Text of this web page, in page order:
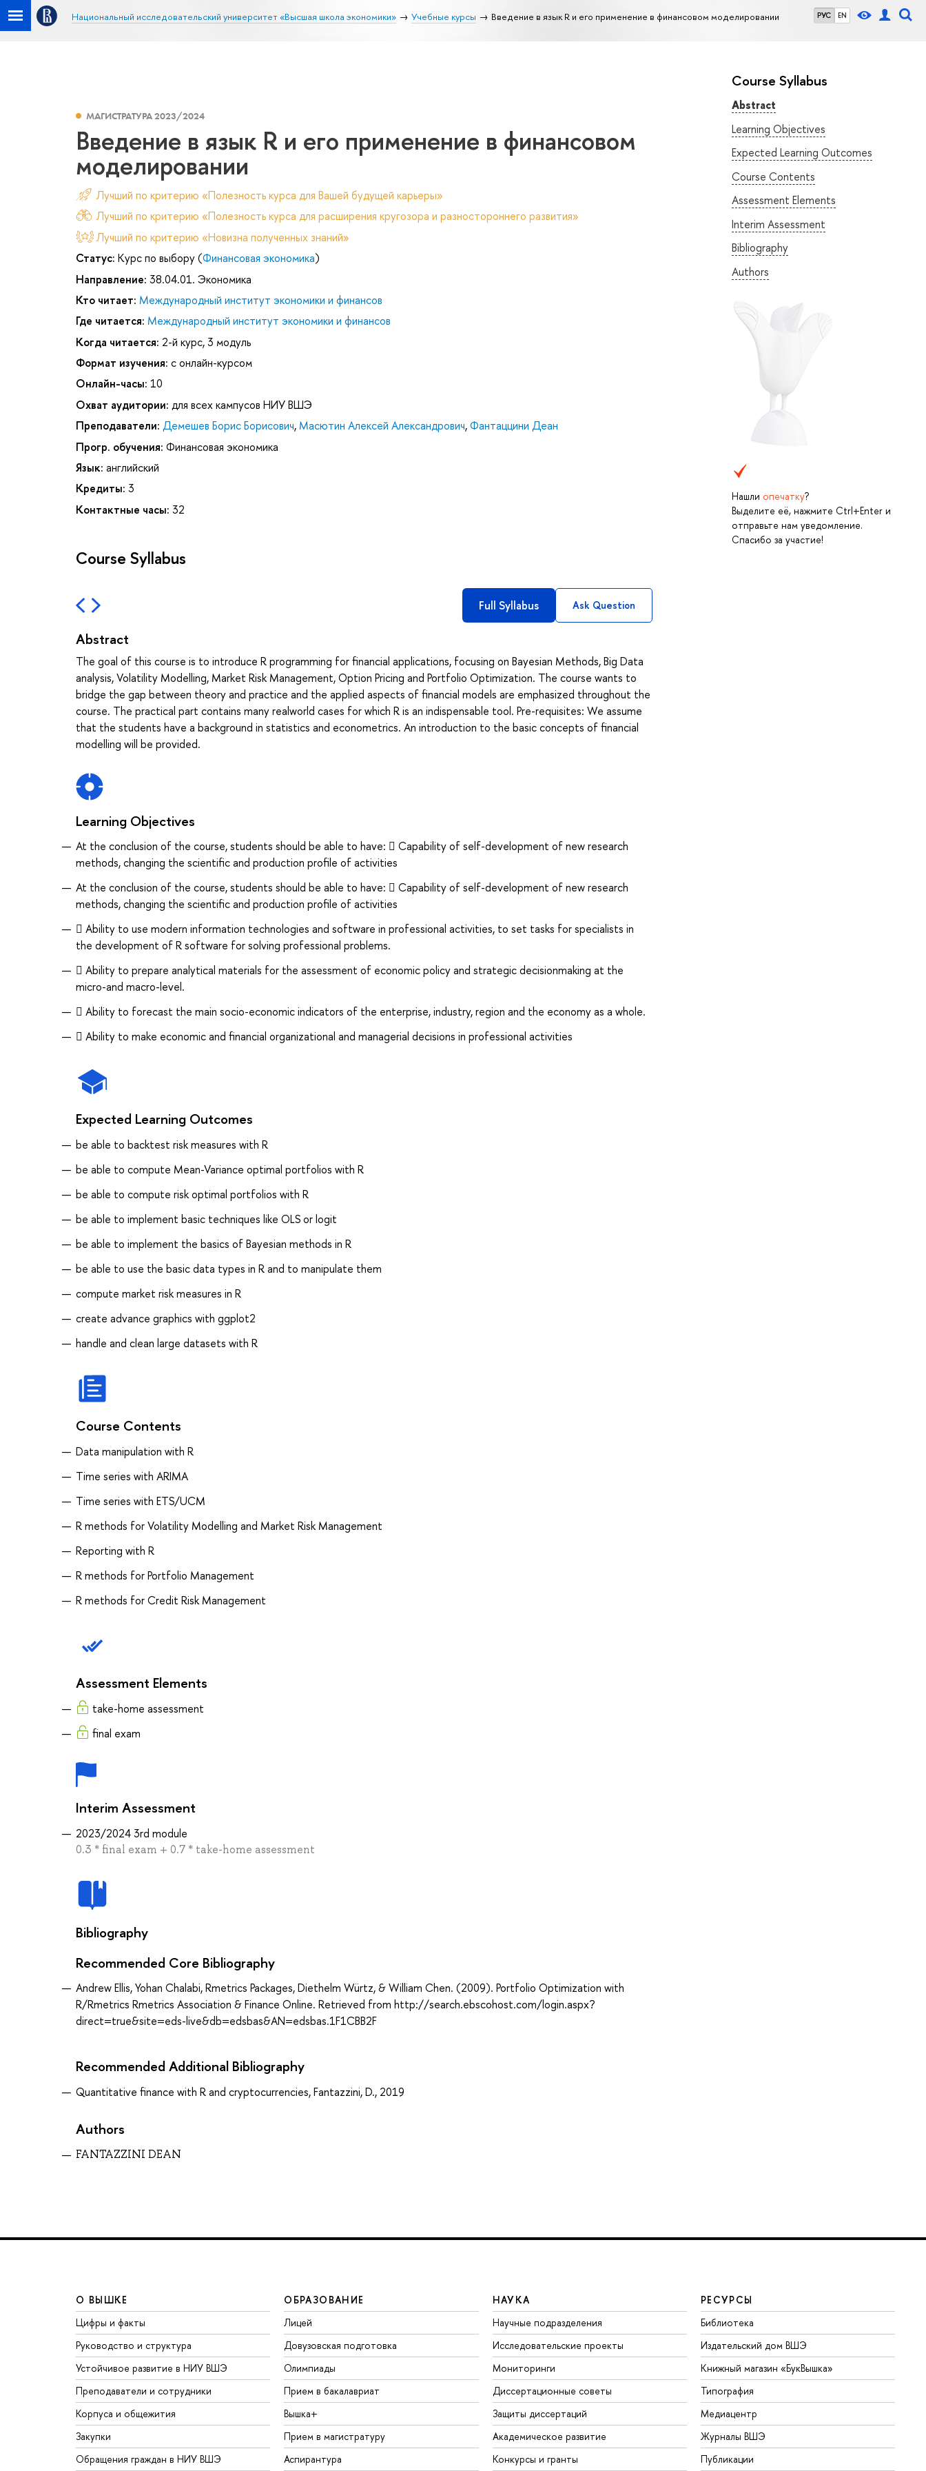
РУС EN
Национальный исследовательский университет «Высшая школа экономики» Учебные курсы Введение в язык R и его применение в финансовом моделировании
Course Syllabus
Abstract
Learning Objectives
Expected Learning Outcomes
Course Contents
Assessment Elements
Interim Assessment
Bibliography
Authors
Нашли опечатку?
Выделите её, нажмите Ctrl+Enter и
отправьте нам уведомление.
Спасибо за участие!
МАГИСТРАТУРА 2023/2024
Введение в язык R и его применение в финансовом
моделировании
Лучший по критерию «Полезность курса для Вашей будущей карьеры»
Лучший по критерию «Полезность курса для расширения кругозора и разностороннего развития»
Лучший по критерию «Новизна полученных знаний»
Статус: Курс по выбору (Финансовая экономика)
Направление: 38.04.01. Экономика
Кто читает: Международный институт экономики и финансов
Где читается: Международный институт экономики и финансов
Когда читается: 2-й курс, 3 модуль
Формат изучения: с онлайн-курсом
Онлайн-часы: 10
Охват аудитории: для всех кампусов НИУ ВШЭ
Преподаватели: Демешев Борис Борисович, Масютин Алексей Александрович,Фантаццини Деан
Прогр. обучения: Финансовая экономика
Язык: английский
Кредиты: 3
Контактные часы: 32
Course Syllabus
Full Syllabus Ask Question
Abstract
The goal of this course is to introduce R programming for financial applications, focusing on Bayesian Methods, Big Data
analysis, Volatility Modelling, Market Risk Management, Option Pricing and Portfolio Optimization. The course wants to
bridge the gap between theory and practice and the applied aspects of financial models are emphasized throughout the
course. The practical part contains many realworld cases for which R is an indispensable tool. Pre-requisites: We assume
that the students have a background in statistics and econometrics. An introduction to the basic concepts of financial
modelling will be provided.
Learning Objectives
At the conclusion of the course, students should be able to have:  Capability of self-development of new research
methods, changing the scientific and production profile of activities
At the conclusion of the course, students should be able to have:  Capability of self-development of new research
methods, changing the scientific and production profile of activities
 Ability to use modern information technologies and software in professional activities, to set tasks for specialists in
the development of R software for solving professional problems.
 Ability to prepare analytical materials for the assessment of economic policy and strategic decisionmaking at the
micro-and macro-level.
 Ability to forecast the main socio-economic indicators of the enterprise, industry, region and the economy as a whole.
 Ability to make economic and financial organizational and managerial decisions in professional activities
Expected Learning Outcomes
be able to backtest risk measures with R
be able to compute Mean-Variance optimal portfolios with R
be able to compute risk optimal portfolios with R
be able to implement basic techniques like OLS or logit
be able to implement the basics of Bayesian methods in R
be able to use the basic data types in R and to manipulate them
compute market risk measures in R
create advance graphics with ggplot2
handle and clean large datasets with R
Course Contents
Data manipulation with R
Time series with ARIMA
Time series with ETS/UCM
R methods for Volatility Modelling and Market Risk Management
Reporting with R
R methods for Portfolio Management
R methods for Credit Risk Management
Assessment Elements
take-home assessment
final exam
Interim Assessment
2023/2024 3rd module
0.3 * final exam + 0.7 * take-home assessment
Bibliography
Recommended Core Bibliography
Andrew Ellis, Yohan Chalabi, Rmetrics Packages, Diethelm Würtz, & William Chen. (2009). Portfolio Optimization with
R/Rmetrics Rmetrics Association & Finance Online. Retrieved from http://search.ebscohost.com/login.aspx?
direct=true&site=eds-live&db=edsbas&AN=edsbas.1F1CBB2F
Recommended Additional Bibliography
Quantitative finance with R and cryptocurrencies, Fantazzini, D., 2019
Authors
FANTAZZINI DEAN
О ВЫШКЕ
Цифры и факты
Руководство и структура
Устойчивое развитие в НИУ ВШЭ
Преподаватели и сотрудники
Корпуса и общежития
Закупки
Обращения граждан в НИУ ВШЭ
ОБРАЗОВАНИЕ
Лицей
Довузовская подготовка
Олимпиады
Прием в бакалавриат
Вышка+
Прием в магистратуру
Аспирантура
НАУКА
Научные подразделения
Исследовательские проекты
Мониторинги
Диссертационные советы
Защиты диссертаций
Академическое развитие
Конкурсы и гранты
РЕСУРСЫ
Библиотека
Издательский дом ВШЭ
Книжный магазин «БукВышка»
Типография
Медиацентр
Журналы ВШЭ
Публикации